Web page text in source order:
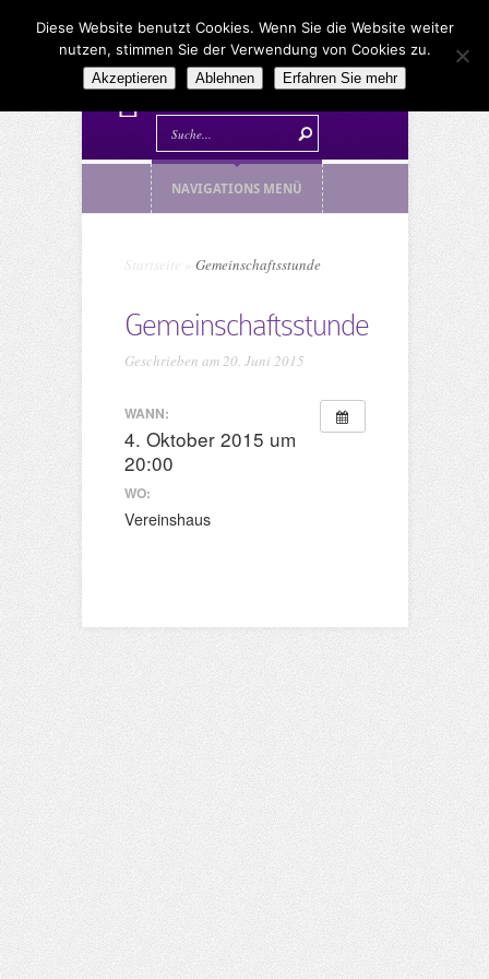
NAVIGATIONS MENÜ
Startseite Gemeinschaftsstunde
Gemeinschaftsstunde
Geschrieben am 20. Juni 2015
WANN:
4. Oktober 2015 um
20:00
WO:
Vereinshaus
Diese Website benutzt Cookies. Wenn Sie die Website weiter
nutzen, stimmen Sie der Verwendung von Cookies zu.
Akzeptieren Ablehnen Erfahren Sie mehr